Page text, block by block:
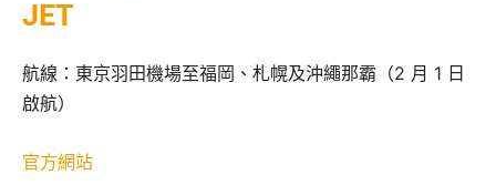
JET
航線：東京羽田機場至福岡、札幌及沖繩那霸（2 月 1 日
啟航）
官方網站